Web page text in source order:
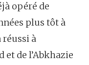
opéré de
plus tôt à
réussi à
et de l’Abkhazie